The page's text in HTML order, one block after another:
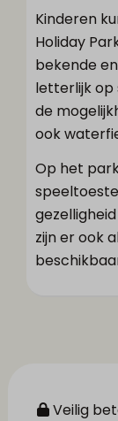
Kinderen
Holiday
bekende
letterlijk op
de
ook
Op het
zijn er ook
Veilig